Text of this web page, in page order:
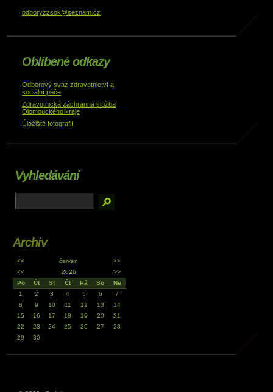
odboryzzsok@seznam.cz
Oblíbené odkazy
Odborový svaz zdravotnictví a
sociální péče
Zdravotnická záchranná služba
Olomouckého kraje
Úložiště fotografií
Vyhledávání
Archiv
<< červen
>>
<<
2026
>>
Po
Út St Čt Pá So
Ne
1
2 3 4 5 6
7
8
9 10 11 12 13
14
15
16 17 18 19 20
21
22
23 24 25 26 27
28
29
30